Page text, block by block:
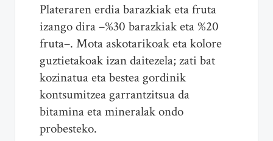
Plateraren erdia barazkiak eta fruta
izango dira –%30 barazkiak eta %20
fruta–. Mota askotarikoak eta kolore
guztietakoak izan daitezela; zati bat
kozinatua eta bestea gordinik
kontsumitzea garrantzitsua da
bitamina eta mineralak ondo
probesteko.